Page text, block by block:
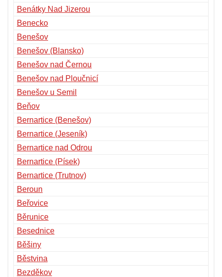
Benátky Nad Jizerou
Benecko
Benešov
Benešov (Blansko)
Benešov nad Černou
Benešov nad Ploučnicí
Benešov u Semil
Beňov
Bernartice (Benešov)
Bernartice (Jeseník)
Bernartice nad Odrou
Bernartice (Písek)
Bernartice (Trutnov)
Beroun
Beřovice
Běrunice
Besednice
Běšiny
Běstvina
Bezděkov